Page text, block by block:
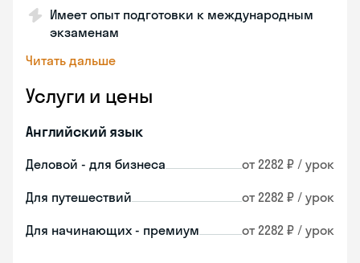
Имеет опыт подготовки к международным
экзаменам
Читать дальше
Услуги и цены
Английский язык
Деловой - для бизнеса от 2282 ₽ / урок
Для путешествий от 2282 ₽ / урок
Для начинающих - премиум от 2282 ₽ / урок